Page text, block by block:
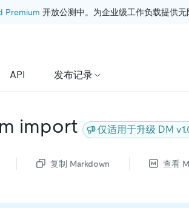
Premium 开放公测中。为企业级工作负载提供
API 发布记录
import 仅适用于升级 DM
复制 Markdown 查看